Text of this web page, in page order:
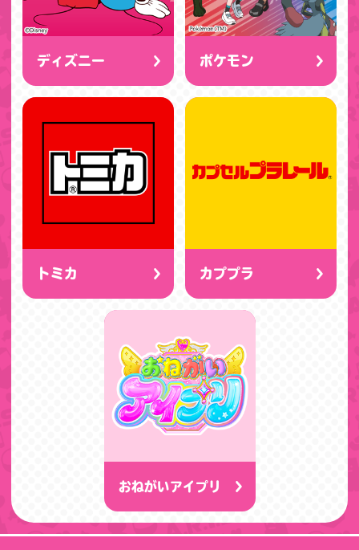
ディズニー ポケモン
トミカ カププラ
おねがいアイプリ